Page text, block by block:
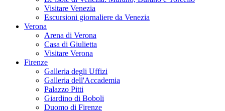
Visitare Venezia
Escursioni giornaliere da Venezia
Verona
Arena di Verona
Casa di Giulietta
Visitare Verona
Firenze
Galleria degli Uffizi
Galleria dell'Accademia
Palazzo Pitti
Giardino di Boboli
Duomo di Firenze